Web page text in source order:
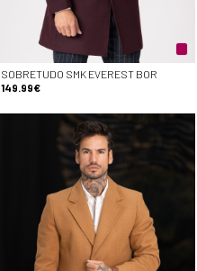
SOBRETUDO SMK EVEREST BOR
149.99€